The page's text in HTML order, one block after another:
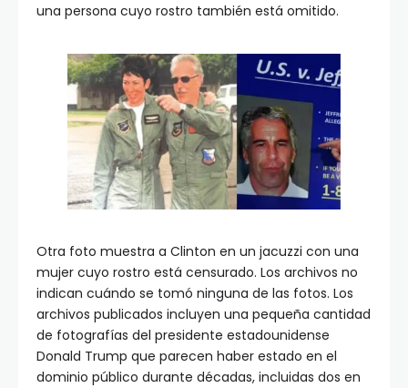
una persona cuyo rostro también está omitido.
Otra foto muestra a Clinton en un jacuzzi con una
mujer cuyo rostro está censurado. Los archivos no
indican cuándo se tomó ninguna de las fotos. Los
archivos publicados incluyen una pequeña cantidad
de fotografías del presidente estadounidense
Donald Trump que parecen haber estado en el
dominio público durante décadas, incluidas dos en